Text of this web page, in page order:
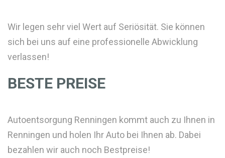
Wir legen sehr viel Wert auf Seriösität. Sie können
sich bei uns auf eine professionelle Abwicklung
verlassen!
BESTE PREISE
Autoentsorgung Renningen kommt auch zu Ihnen in
Renningen und holen Ihr Auto bei Ihnen ab. Dabei
bezahlen wir auch noch Bestpreise!